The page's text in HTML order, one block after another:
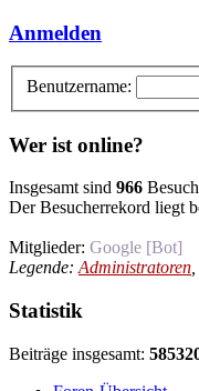
Anmelden
Benutzername:
Wer ist online?
Insgesamt sind 966
Der Besucherrekord liegt
Mitglieder: Google [Bot]
Legende: Administratoren
Statistik
Beiträge insgesamt: